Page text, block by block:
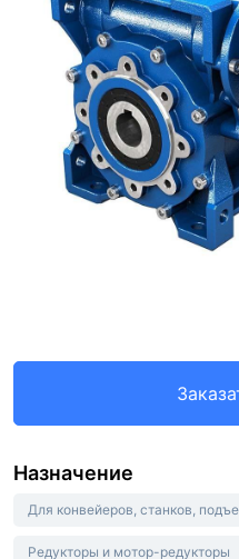
Назначение
Для конвейеров, станков,
Редукторы и мотор-редукторы